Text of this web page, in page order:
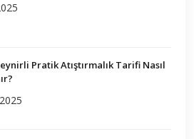
Pratik Atıştırmalık Tarifi Nasıl